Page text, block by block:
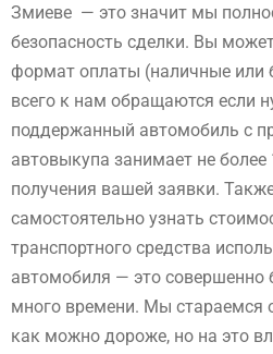
Змиеве — это значит мы
безопасность сделки. Вы
формат оплаты (наличные или
всего к нам обращаются если
поддержанный автомобиль с
автовыкупа занимает не
получения вашей заявки.
самостоятельно узнать
транспортного средства
автомобиля — это совершенно
много времени. Мы стараемся
как можно дороже, но на это